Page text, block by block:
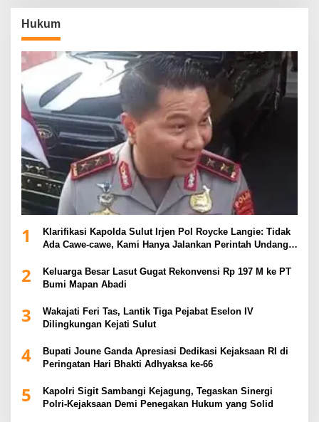
Hukum
1
Klarifikasi Kapolda Sulut Irjen Pol Roycke Langie: Tidak
Ada Cawe-cawe, Kami Hanya Jalankan Perintah Undang-
2
Keluarga Besar Lasut Gugat Rekonvensi Rp 197 M ke PT
Bumi Mapan Abadi
3
Wakajati Feri Tas, Lantik Tiga Pejabat Eselon IV
Dilingkungan Kejati Sulut
4
Bupati Joune Ganda Apresiasi Dedikasi Kejaksaan RI di
Peringatan Hari Bhakti Adhyaksa ke-66
5
Kapolri Sigit Sambangi Kejagung, Tegaskan Sinergi
Polri-Kejaksaan Demi Penegakan Hukum yang Solid